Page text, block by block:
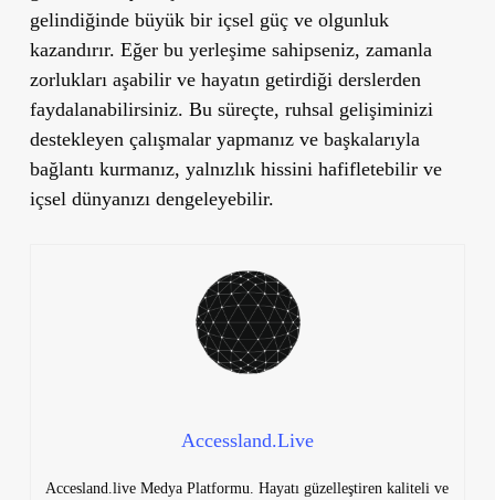
gelindiğinde büyük bir içsel güç ve olgunluk
kazandırır. Eğer bu yerleşime sahipseniz, zamanla
zorlukları aşabilir ve hayatın getirdiği derslerden
faydalanabilirsiniz. Bu süreçte, ruhsal gelişiminizi
destekleyen çalışmalar yapmanız ve başkalarıyla
bağlantı kurmanız, yalnızlık hissini hafifletebilir ve
içsel dünyanızı dengeleyebilir.
Accessland.Live
Accesland.live Medya Platformu. Hayatı güzelleştiren kaliteli ve